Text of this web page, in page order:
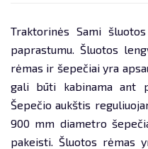
KITA TECHNIKA
SERVISAS
PERVEŽIMAI
TECHNIKOS
Traktorinės Sami
paprastumu. Šluotos
rėmas ir šepečiai yra
gali būti kabinama ant
Šepečio aukštis
900 mm diametro
pakeisti. Šluotos rėmas